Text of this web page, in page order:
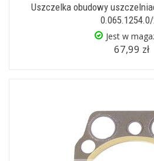
Uszczelka obudowy
Jest w
67,99 zł